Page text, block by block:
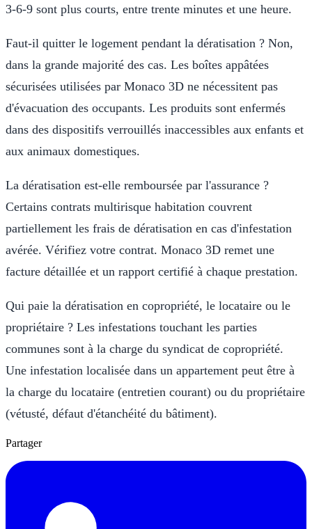
3-6-9 sont plus courts, entre trente minutes et une heure.
Faut-il quitter le logement pendant la dératisation ? Non,
dans la grande majorité des cas. Les boîtes appâtées
sécurisées utilisées par Monaco 3D ne nécessitent pas
d'évacuation des occupants. Les produits sont enfermés
dans des dispositifs verrouillés inaccessibles aux enfants et
aux animaux domestiques.
La dératisation est-elle remboursée par l'assurance ?
Certains contrats multirisque habitation couvrent
partiellement les frais de dératisation en cas d'infestation
avérée. Vérifiez votre contrat. Monaco 3D remet une
facture détaillée et un rapport certifié à chaque prestation.
Qui paie la dératisation en copropriété, le locataire ou le
propriétaire ? Les infestations touchant les parties
communes sont à la charge du syndicat de copropriété.
Une infestation localisée dans un appartement peut être à
la charge du locataire (entretien courant) ou du propriétaire
(vétusté, défaut d'étanchéité du bâtiment).
Partager